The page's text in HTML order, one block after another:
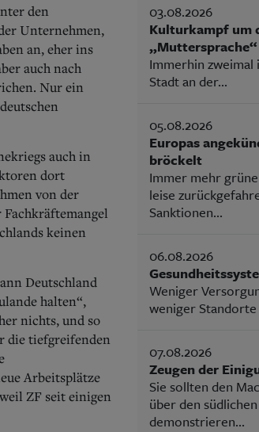
den
Unternehmen,
an, eher ins
auch nach
Nur ein
auch in
dort
von der
keinen
Deutschland
halten“,
nichts, und so
die tiefgreifenden
Arbeitsplätze
ZF seit einigen
03.08.2026
Kulturkampf um
Immerhin zweimal
Stadt an der...
05.08.2026
Europas
bröckelt
Immer mehr
leise
Sanktionen...
06.08.2026
Weniger
weniger Standorte
07.08.2026
Zeugen der
Sie sollten den
über den
demonstrieren...